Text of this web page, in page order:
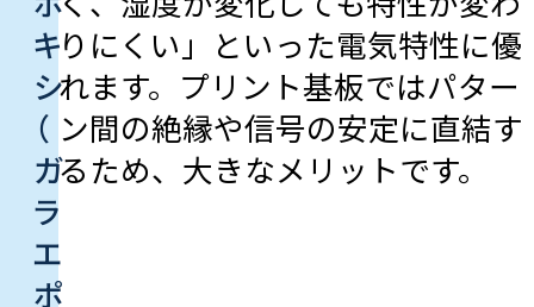
キ
シ
（
ガ
ラ
エ
ポ
りにくい」といった電気特性に優
れます。プリント基板ではパター
ン間の絶縁や信号の安定に直結す
るため、大きなメリットです。